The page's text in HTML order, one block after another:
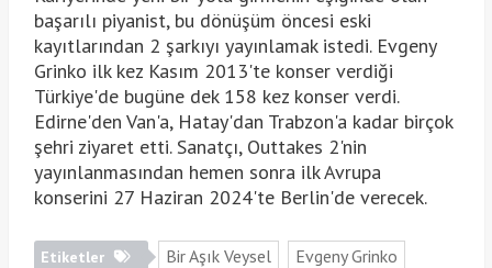
başarılı piyanist, bu dönüşüm öncesi eski
kayıtlarından 2 şarkıyı yayınlamak istedi. Evgeny
Grinko ilk kez Kasım 2013'te konser verdiği
Türkiye'de bugüne dek 158 kez konser verdi.
Edirne'den Van'a, Hatay'dan Trabzon'a kadar birçok
şehri ziyaret etti. Sanatçı, Outtakes 2'nin
yayınlanmasından hemen sonra ilk Avrupa
konserini 27 Haziran 2024'te Berlin'de verecek.
Etiketler Bir Aşık Veysel
Evgeny Grinko